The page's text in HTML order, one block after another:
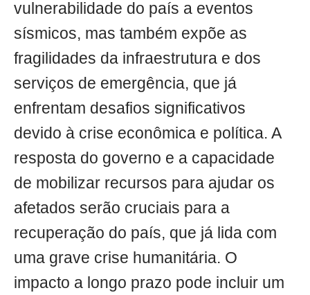
vulnerabilidade do país a eventos
sísmicos, mas também expõe as
fragilidades da infraestrutura e dos
serviços de emergência, que já
enfrentam desafios significativos
devido à crise econômica e política. A
resposta do governo e a capacidade
de mobilizar recursos para ajudar os
afetados serão cruciais para a
recuperação do país, que já lida com
uma grave crise humanitária. O
impacto a longo prazo pode incluir um